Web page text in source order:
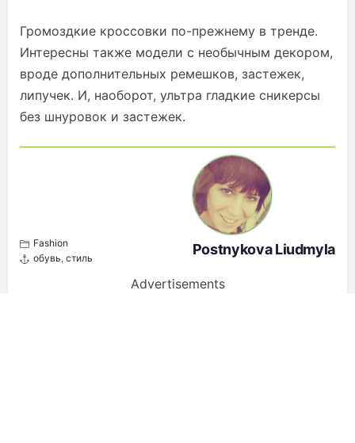
Громоздкие кроссовки по-прежнему в тренде.
Интересны также модели с необычным декором,
вроде дополнительных ремешков, застежек,
липучек. И, наоборот, ультра гладкие сникерсы
без шнуровок и застежек.
Fashion
обувь, стиль
Postnykova Liudmyla
Advertisements